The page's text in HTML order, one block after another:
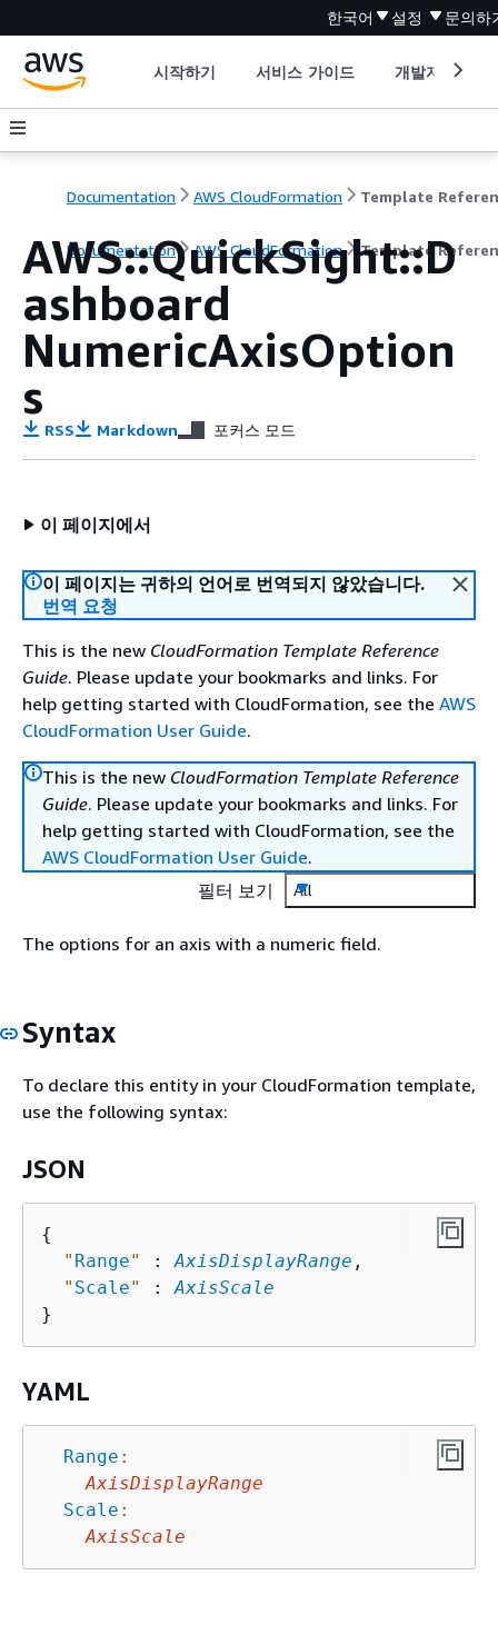
한국어 설정 문의하
시작하기 서비스 가이드 개발자 도구
Documentation AWS CloudFormation Template
Documentation AWS CloudFormation Template
AWS::QuickSight::D
ashboard
NumericAxisOption
s
RSS Markdown 포커스 모드
이 페이지에서
이 페이지는 귀하의 언어로 번역되지 않았습니다.
번역 요청
This is the new CloudFormation Template Reference
Guide. Please update your bookmarks and links. For
help getting started with CloudFormation, see the AWS
CloudFormation User Guide.
This is the new CloudFormation Template Reference
Guide. Please update your bookmarks and links. For
help getting started with CloudFormation, see the
AWS CloudFormation User Guide.
필터 보기
All
The options for an axis with a numeric field.
Syntax
To declare this entity in your CloudFormation template,
use the following syntax:
JSON
{
" Range" : AxisDisplayRange ,
" Scale" : AxisScale
YAML
Range :
AxisDisplayRange
Scale :
AxisScale